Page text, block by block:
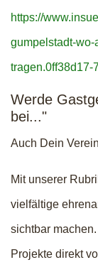
https://
gumpelstadt-
tragen.0ff38d17-
Werde
bei..."
Auch Dein
Mit unserer
vielfältige
sichtbar
Projekte direkt